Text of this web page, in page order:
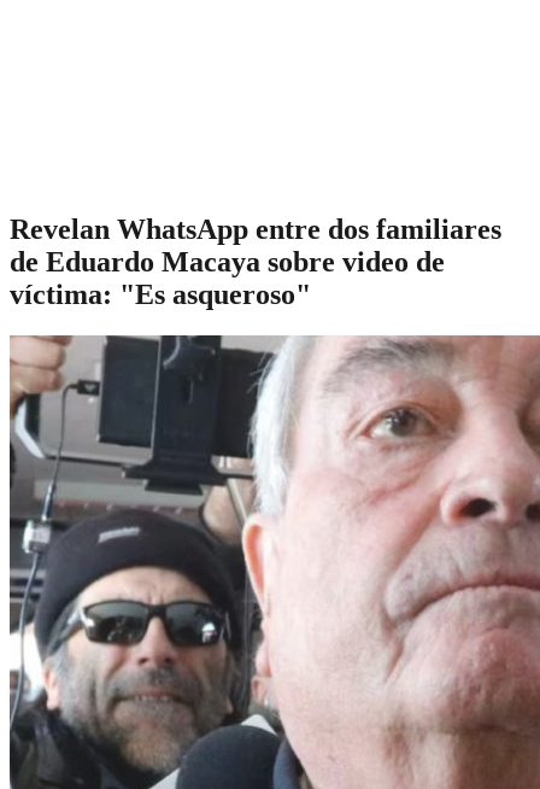
Revelan WhatsApp entre dos familiares
de Eduardo Macaya sobre video de
víctima: "Es asqueroso"